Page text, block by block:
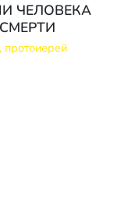
ЧЕЛОВЕКА